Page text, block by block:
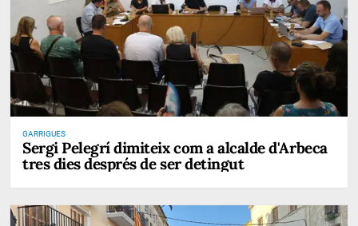
GARRIGUES
Sergi Pelegrí dimiteix com a alcalde d'Arbeca
tres dies després de ser detingut